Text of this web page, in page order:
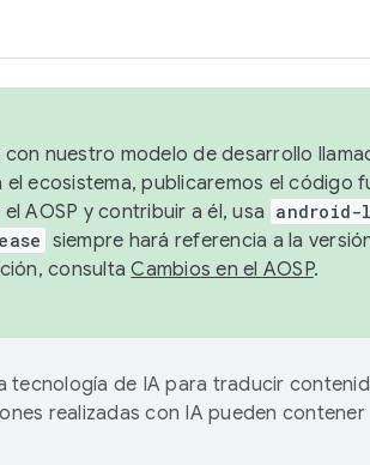
nuestro modelo de desarrollo
ecosistema, publicaremos el código
AOSP y contribuir a él, usa android-
siempre hará referencia a la
consultaCambios en el AOSP.
tecnología de IA para traducir
realizadas con IA pueden contener